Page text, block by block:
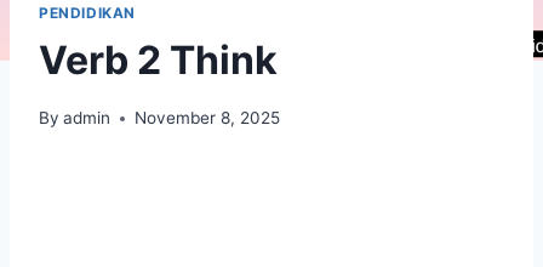
PENDIDIKAN
Verb 2 Think
By admin November 8, 2025